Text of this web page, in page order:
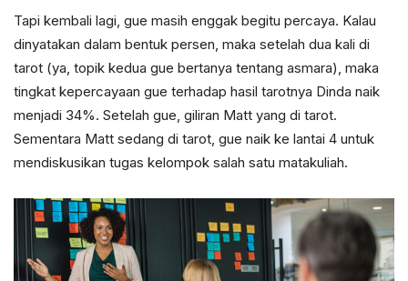
Tapi kembali lagi, gue masih enggak begitu percaya. Kalau
dinyatakan dalam bentuk persen, maka setelah dua kali di
tarot (ya, topik kedua gue bertanya tentang asmara), maka
tingkat kepercayaan gue terhadap hasil tarotnya Dinda naik
menjadi 34%. Setelah gue, giliran Matt yang di tarot.
Sementara Matt sedang di tarot, gue naik ke lantai 4 untuk
mendiskusikan tugas kelompok salah satu matakuliah.